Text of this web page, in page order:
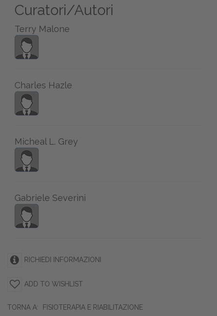
Curatori/Autori
Terry Malone
Charles Hazle
Micheal L. Grey
Gabriele Severini
RICHIEDI INFORMAZIONI
ADD TO WISHLIST
TORNA A: FISIOTERAPIA E RIABILITAZIONE